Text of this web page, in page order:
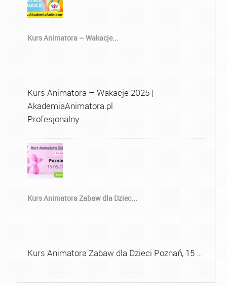
Kurs Animatora – Wakacje...
Kurs Animatora – Wakacje 2025 |
AkademiaAnimatora.pl
Profesjonalny …
Kurs Animatora Zabaw dla Dziec...
Kurs Animatora Zabaw dla Dzieci Poznań, 15 …